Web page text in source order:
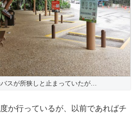
スが所狭しと止まっていたが…
か行っているが、以前であればチ